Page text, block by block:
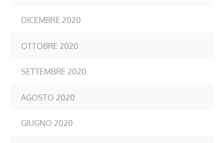
DICEMBRE 2020
OTTOBRE 2020
SETTEMBRE 2020
AGOSTO 2020
GIUGNO 2020